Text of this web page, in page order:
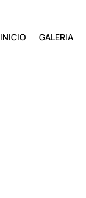
INICIO GALERIA